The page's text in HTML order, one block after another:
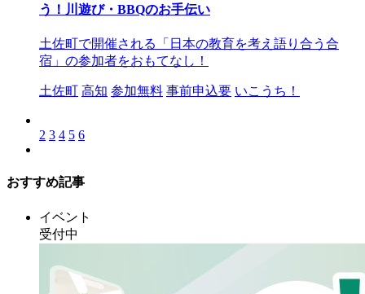
う！川遊び・BBQのお手伝い
土佐町で開催される「日本の教育を考え語り合う合
宿」の参加者をおもてなし！
土佐町 高知 参加無料 事前申込要 いこうち！
2 3 4 5 6
おすすめ記事
イベント
受付中